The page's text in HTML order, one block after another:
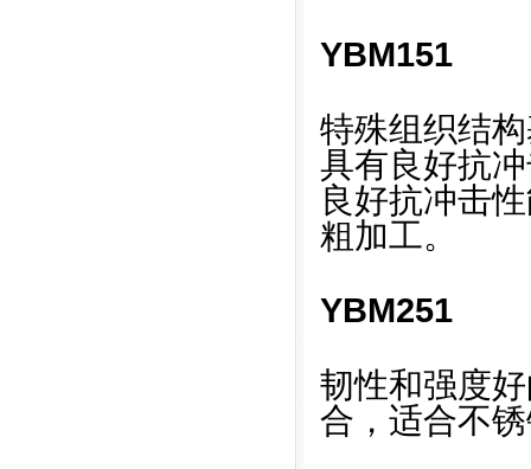
YBM151
特殊组织结
具有良好抗
良好抗冲击
粗加工。
YBM251
韧性和强度
合，适合不